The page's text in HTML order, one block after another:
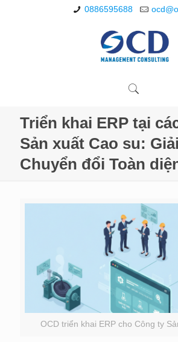
0886595688
Triển khai ERP tại
Sản xuất Cao su:
Chuyển đổi Toàn
OCD triển khai ERP cho Công ty